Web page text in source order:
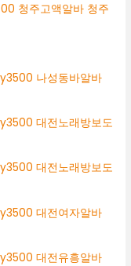
청주고액알바 청주
나성동바알바
대전노래방보도
대전노래방보도
대전여자알바
대전유흥알바